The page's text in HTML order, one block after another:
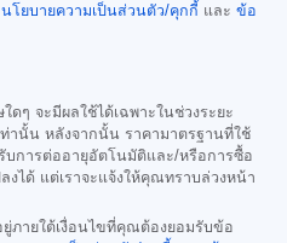
นโยบายความเป็นส่วนตัว/คุกกี้ และ ข้อ
ดๆ จะมีผลใช้ได้เฉพาะในช่วงระยะ
านั้น หลังจากนั้น ราคามาตรฐานที่ใช้
การต่ออายุอัตโนมัติและ/หรือการซื้อ
ได้ แต่เราจะแจ้งให้คุณทราบล่วงหน้า
ยู่ภายใต้เงื่อนไขที่คุณต้องยอมรับข้อ